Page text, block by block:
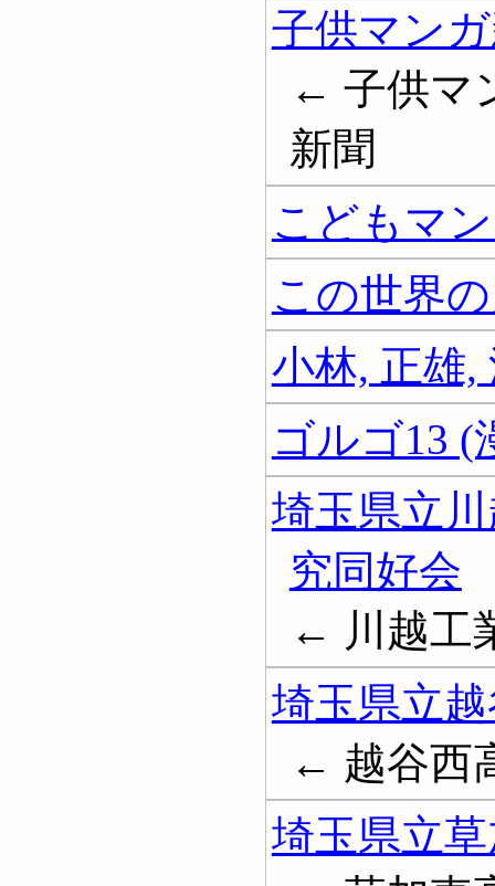
子供マン
← 子供マ
新聞
こどもマ
この世界
小林, 正雄,
ゴルゴ13 (
埼玉県立
究同好会
← 川越工
埼玉県立
← 越谷西
埼玉県立